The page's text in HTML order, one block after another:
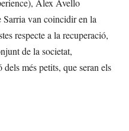
Alex Avello
van coincidir en la
respecte a la recuperació,
de la societat,
més petits, que seran els